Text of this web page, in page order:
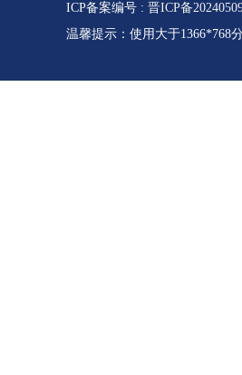
ICP备案编号 : 晋ICP备
温馨提示：使用大于1366*768